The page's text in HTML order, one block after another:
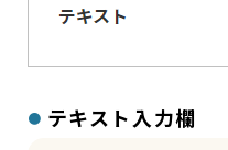
テキスト入力欄